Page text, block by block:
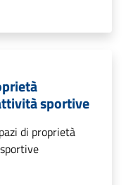
sportive
di proprietà